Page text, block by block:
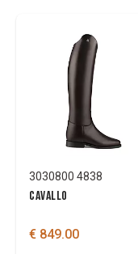
3030800 4838
CAVALLO
€ 849.00